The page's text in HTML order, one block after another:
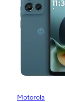
Motorola